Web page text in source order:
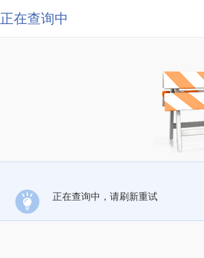
正在查询中
正在查询中，请刷新重试